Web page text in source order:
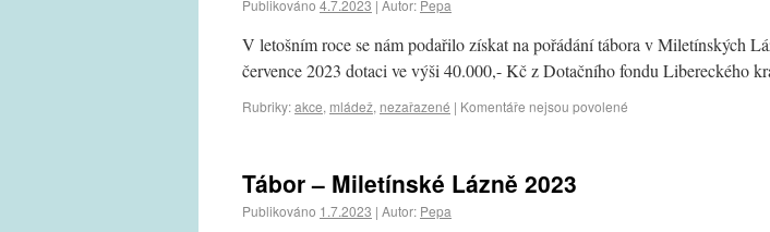
Publikováno 4.7.2023 | Autor: Pepa
V letošním roce se nám podařilo získat na pořádání tábora v Miletínských
července 2023 dotaci ve výši 40.000,- Kč z Dotačního fondu Libereckého
Rubriky:akce, mládež, nezařazené | Komentáře nejsou povolené
Tábor – Miletínské Lázně 2023
Publikováno 1.7.2023 | Autor: Pepa